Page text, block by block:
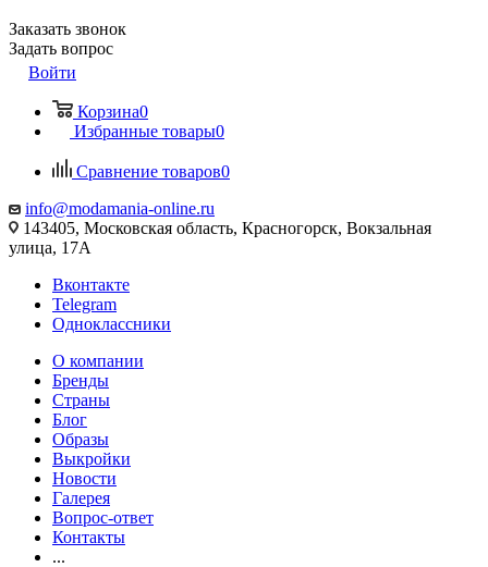
Заказать звонок
Задать вопрос
Войти
Корзина0
Избранные товары0
Сравнение товаров0
info@modamania-online.ru
143405, Московская область, Красногорск, Вокзальная
улица, 17А
Вконтакте
Telegram
Одноклассники
О компании
Бренды
Страны
Блог
Образы
Выкройки
Новости
Галерея
Вопрос-ответ
Контакты
...